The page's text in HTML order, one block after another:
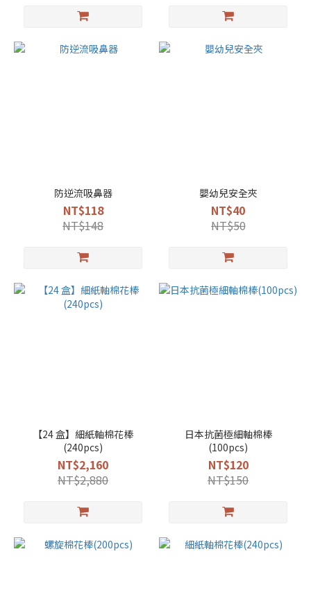
防逆流吸鼻器
NT$118
NT$148
嬰幼兒安全夾
NT$40
NT$50
【24 盒】細紙軸棉花棒
(240pcs)
NT$2,160
NT$2,880
日本抗菌極細軸棉棒
(100pcs)
NT$120
NT$150